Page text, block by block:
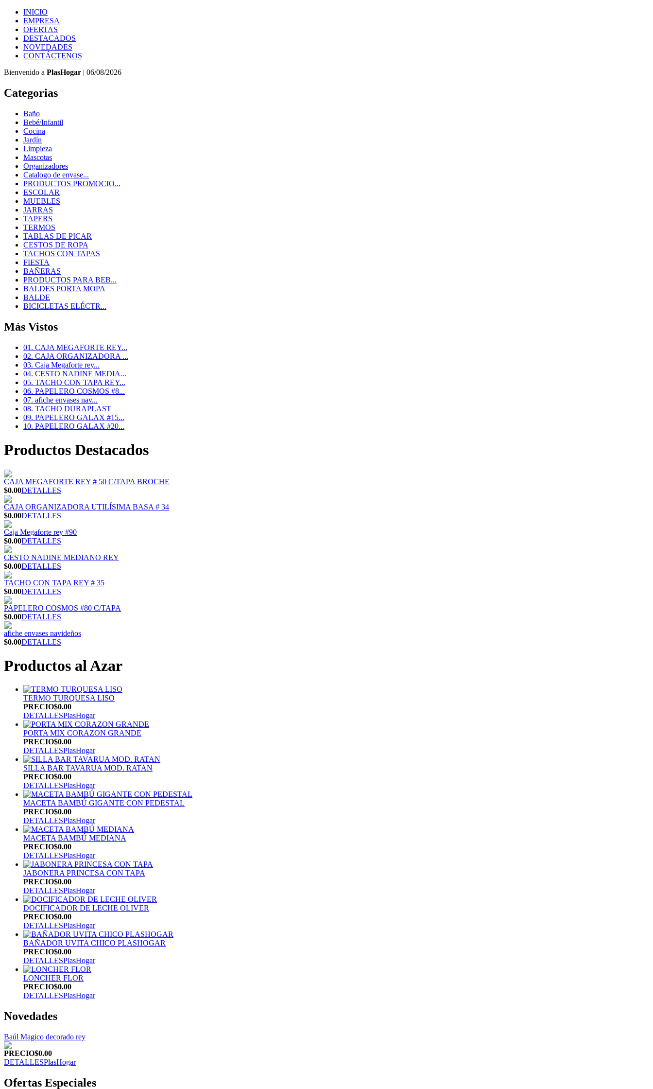
INICIO
EMPRESA
OFERTAS
DESTACADOS
NOVEDADES
CONTÁCTENOS
Bienvenido a PlasHogar | 06/08/2026
Categorias
Baño
Bebé/Infantil
Cocina
Jardín
Limpieza
Mascotas
Organizadores
Catalogo de envase...
PRODUCTOS PROMOCIO...
ESCOLAR
MUEBLES
JARRAS
TAPERS
TERMOS
TABLAS DE PICAR
CESTOS DE ROPA
TACHOS CON TAPAS
FIESTA
BAÑERAS
PRODUCTOS PARA BEB...
BALDES PORTA MOPA
BALDE
BICICLETAS ELÉCTR...
Más Vistos
01. CAJA MEGAFORTE REY...
02. CAJA ORGANIZADORA ...
03. Caja Megaforte rey...
04. CESTO NADINE MEDIA...
05. TACHO CON TAPA REY...
06. PAPELERO COSMOS #8...
07. afiche envases nav...
08. TACHO DURAPLAST
09. PAPELERO GALAX #15...
10. PAPELERO GALAX #20...
Productos Destacados
CAJA MEGAFORTE REY # 50 C/TAPA BROCHE
$0.00DETALLES
CAJA ORGANIZADORA UTILÍSIMA BASA # 34
$0.00DETALLES
Caja Megaforte rey #90
$0.00DETALLES
CESTO NADINE MEDIANO REY
$0.00DETALLES
TACHO CON TAPA REY # 35
$0.00DETALLES
PAPELERO COSMOS #80 C/TAPA
$0.00DETALLES
afiche envases navideños
$0.00DETALLES
Productos al Azar
TERMO TURQUESA LISO
PRECIO$0.00
DETALLESPlasHogar
PORTA MIX CORAZON GRANDE
PRECIO$0.00
DETALLESPlasHogar
SILLA BAR TAVARUA MOD. RATAN
PRECIO$0.00
DETALLESPlasHogar
MACETA BAMBÚ GIGANTE CON PEDESTAL
PRECIO$0.00
DETALLESPlasHogar
MACETA BAMBÚ MEDIANA
PRECIO$0.00
DETALLESPlasHogar
JABONERA PRINCESA CON TAPA
PRECIO$0.00
DETALLESPlasHogar
DOCIFICADOR DE LECHE OLIVER
PRECIO$0.00
DETALLESPlasHogar
BAÑADOR UVITA CHICO PLASHOGAR
PRECIO$0.00
DETALLESPlasHogar
LONCHER FLOR
PRECIO$0.00
DETALLESPlasHogar
Novedades
Baúl Magico decorado rey
PRECIO$0.00
DETALLESPlasHogar
Ofertas Especiales